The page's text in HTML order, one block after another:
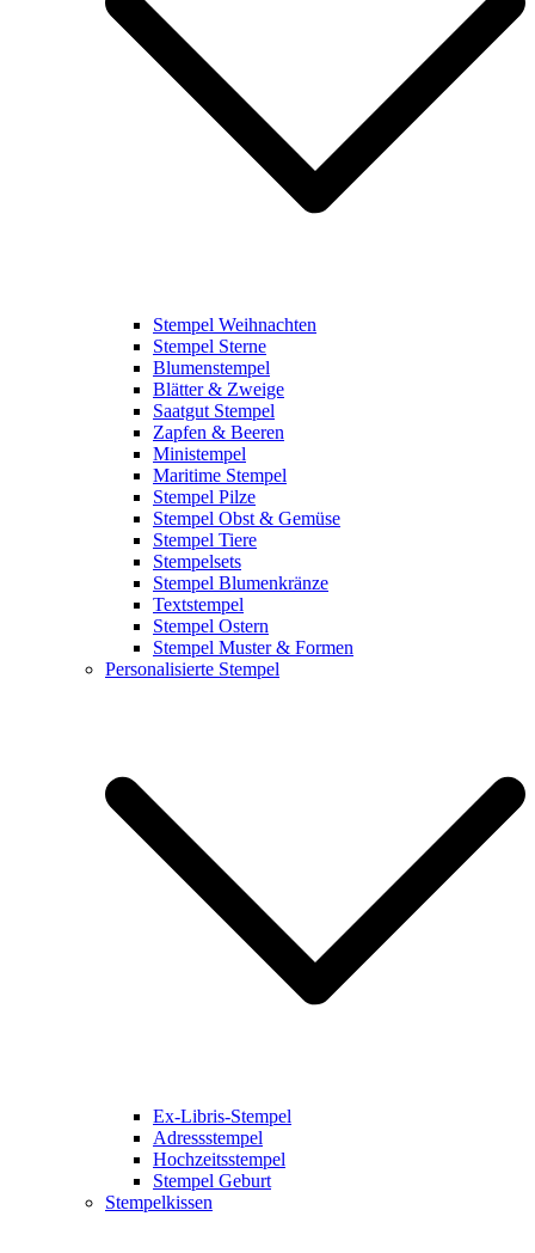
Stempel Weihnachten
Stempel Sterne
Blumenstempel
Blätter & Zweige
Saatgut Stempel
Zapfen & Beeren
Ministempel
Maritime Stempel
Stempel Pilze
Stempel Obst & Gemüse
Stempel Tiere
Stempelsets
Stempel Blumenkränze
Textstempel
Stempel Ostern
Stempel Muster & Formen
Personalisierte Stempel
Ex-Libris-Stempel
Adressstempel
Hochzeitsstempel
Stempel Geburt
Stempelkissen